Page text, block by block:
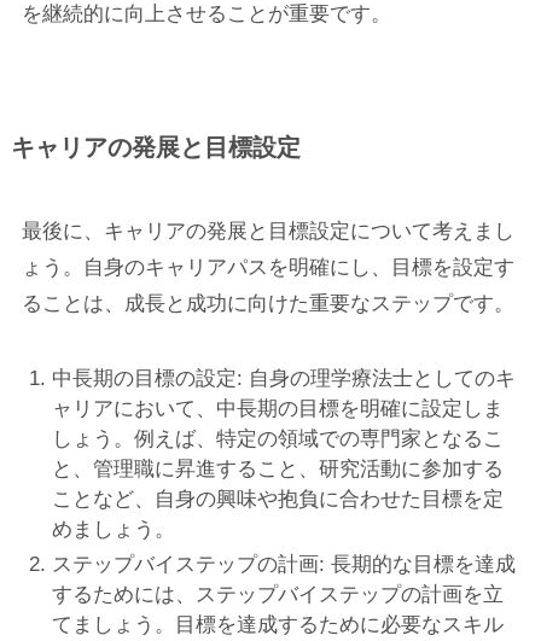
を継続的に向上させることが重要です。
キャリアの発展と目標設定
最後に、キャリアの発展と目標設定について考えまし
ょう。自身のキャリアパスを明確にし、目標を設定す
ることは、成長と成功に向けた重要なステップです。
中長期の目標の設定: 自身の理学療法士としてのキ
ャリアにおいて、中長期の目標を明確に設定しま
しょう。例えば、特定の領域での専門家となるこ
と、管理職に昇進すること、研究活動に参加する
ことなど、自身の興味や抱負に合わせた目標を定
めましょう。
ステップバイステップの計画: 長期的な目標を達成
するためには、ステップバイステップの計画を立
てましょう。目標を達成するために必要なスキル